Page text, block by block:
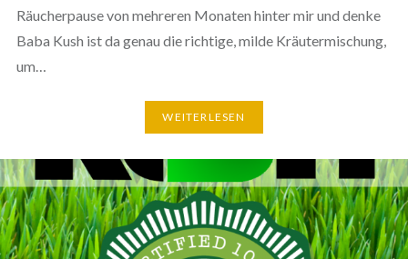
Räucherpause von mehreren Monaten hinter mir und denke
Baba Kush ist da genau die richtige, milde Kräutermischung,
um…
WEITERLESEN